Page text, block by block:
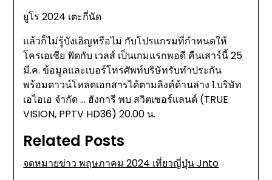
ยูโร 2024 เตะกี่นัด
แล้วก็ไม่รู้บังเอิญหรือไม่ กับโปรแกรมที่กำหนดให้
โครเอเชีย ฟัดกับ เวลส์ เป็นเกมแรกพอดี คืนเสาร์นี้ 25
มี.ค. ข้อมูลและเบอร์โทรศัพท์บริษัทรับทำประกัน
พร้อมดาวน์โหลดเอกสารได้ตามลิงค์ด้านล่าง 1.บริษัท
เอไอเอ จำกัด … ฮังการี พบ สวิตเซอร์แลนด์ (TRUE
VISION, PPTV HD36) 20.00 น.
Related Posts
จดหมายข่าว พฤษภาคม 2024 เที่ยวญี่ปุ่น Jnto